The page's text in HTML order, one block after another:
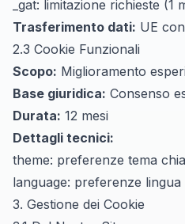
_gat: limitazione richieste (1
Trasferimento dati: UE
2.3 Cookie Funzionali
Scopo: Miglioramento
Base giuridica: Consenso
Durata: 12 mesi
Dettagli tecnici:
theme: preferenze tema
language: preferenze lingua
3. Gestione dei Cookie